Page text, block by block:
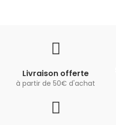
Livraison offerte
à partir de 50€ d'achat